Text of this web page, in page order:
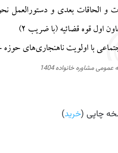
مشاوره خانواده 1404
خرید)